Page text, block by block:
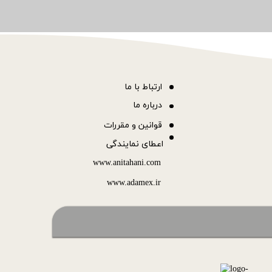
قوانین و مقررات
ارتباط با ما
درباره ما
اعطای نمایندگی
www.anitahani.com
www.ada​​​​​​​mex.ir